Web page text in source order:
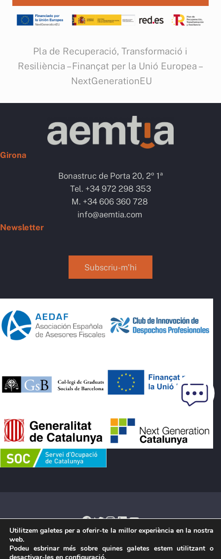
Pla de Recuperació, Transformació i
Resiliència – Finançat per la Unió Europea –
NextGenerationEU
Girona
Bonastruc de Porta 20, 2º 1ª
Tel. +34 972 298 353
M. +34 606 360 728
info@aemtia.com
Newsletter
Subscriu-m’hi
Facebook
Twitter
Instagram
LinkedIn
YouTube
Avís legal·Política de cookies ·Política de privadesa ·Condicions
Utilitzem galetes per a oferir-te la millor experiència en la nostra
web.
Podeu esbrinar més sobre quines galetes estem utilitzant o